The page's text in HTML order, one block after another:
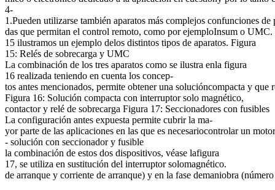
4-
1.Pueden utilizarse también aparatos más complejos confunciones
das que permitan el control remoto, como por ejemploInsum o
15 ilustramos un ejemplo delos distintos tipos de aparatos. Figura
15: Relés de sobrecarga y UMC
La combinación de los tres aparatos como se ilustra enla figura
16 realizada teniendo en cuenta los concep-
tos antes mencionados, permite obtener una solucióncompacta y
Figura 16: Solución compacta con interruptor solo magnético,
contactor y relé de sobrecarga Figura 17: Seccionadores con fusibles
La configuración antes expuesta permite cubrir la ma-
yor parte de las aplicaciones en las que es necesariocontrolar un
- solución con seccionador y fusible
la combinación de estos dos dispositivos, véase lafigura
17, se utiliza en sustitución del interruptor solomagnético.
de arranque y corriente de arranque) y en la fase demaniobra